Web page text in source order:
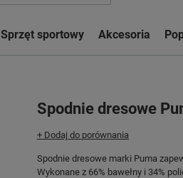
Sprzęt sportowy Akcesoria
Spodnie dresowe
+ Dodaj do porównania
Spodnie dresowe marki Puma
Wykonane z 66% bawełny i 34%